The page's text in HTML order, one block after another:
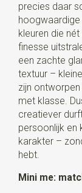
precies daar
kleuren die
finesse
een zachte
textuur –
zijn
met klasse.
creatiever
persoonlijk en
karakter –
hebt.
Mini me: